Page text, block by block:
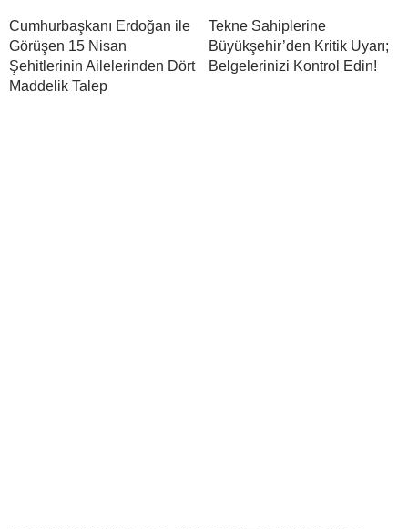
Cumhurbaşkanı Erdoğan ile
Görüşen 15 Nisan
Şehitlerinin Ailelerinden Dört
Maddelik Talep
Tekne Sahiplerine
Büyükşehir’den Kritik Uyarı;
Belgelerinizi Kontrol Edin!